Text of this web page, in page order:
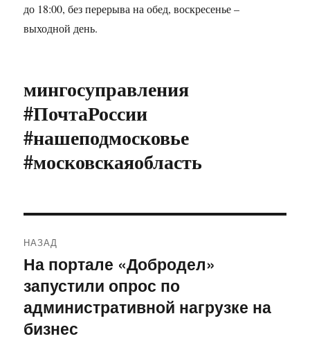
до 18:00, без перерыва на обед, воскресенье –
выходной день.
мингосуправления
#ПочтаРоссии
#нашеподмосковье
#московскаяобласть
по
записям
НАЗАД
Предыдущая
запись:
На портале «Добродел»
запустили опрос по
административной нагрузке на
бизнес